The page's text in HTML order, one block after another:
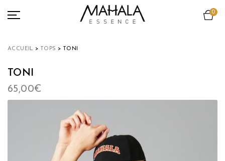
LOOKBOOK
ENGAGEMENT
MON COMPTE
0
ACCUEIL > TOPS > TONI
TONI
65,00€